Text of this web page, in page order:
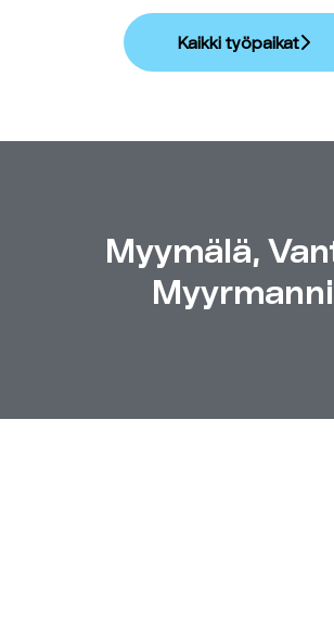
Kaikki työpaikat
Myymälä,
Myyrmanni